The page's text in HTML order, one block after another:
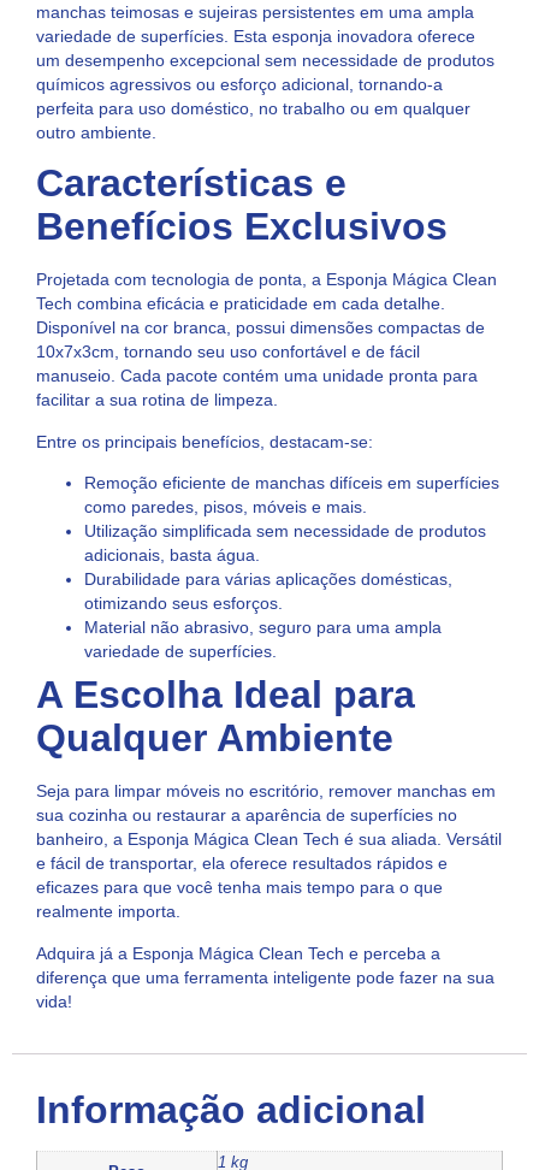
manchas teimosas e sujeiras persistentes em uma ampla
variedade de superfícies. Esta esponja inovadora oferece
um desempenho excepcional sem necessidade de produtos
químicos agressivos ou esforço adicional, tornando-a
perfeita para uso doméstico, no trabalho ou em qualquer
outro ambiente.
Características e
Benefícios Exclusivos
Projetada com tecnologia de ponta, a Esponja Mágica Clean
Tech combina eficácia e praticidade em cada detalhe.
Disponível na cor branca, possui dimensões compactas de
10x7x3cm, tornando seu uso confortável e de fácil
manuseio. Cada pacote contém uma unidade pronta para
facilitar a sua rotina de limpeza.
Entre os principais benefícios, destacam-se:
Remoção eficiente de manchas difíceis em superfícies
como paredes, pisos, móveis e mais.
Utilização simplificada sem necessidade de produtos
adicionais, basta água.
Durabilidade para várias aplicações domésticas,
otimizando seus esforços.
Material não abrasivo, seguro para uma ampla
variedade de superfícies.
A Escolha Ideal para
Qualquer Ambiente
Seja para limpar móveis no escritório, remover manchas em
sua cozinha ou restaurar a aparência de superfícies no
banheiro, a Esponja Mágica Clean Tech é sua aliada. Versátil
e fácil de transportar, ela oferece resultados rápidos e
eficazes para que você tenha mais tempo para o que
realmente importa.
Adquira já a Esponja Mágica Clean Tech e perceba a
diferença que uma ferramenta inteligente pode fazer na sua
vida!
Informação adicional
1 kg